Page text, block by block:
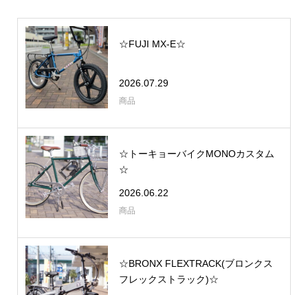
☆FUJI MX-E☆
2026.07.29
商品
☆トーキョーバイクMONOカスタム
☆
2026.06.22
商品
☆BRONX FLEXTRACK(ブロンクス
フレックストラック)☆